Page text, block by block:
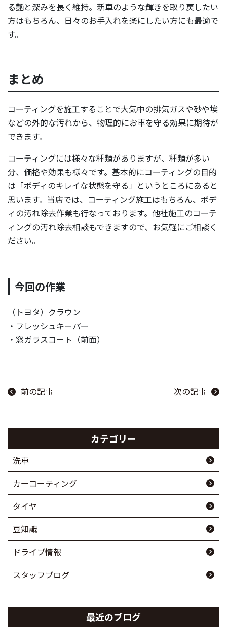
る艶と深みを長く維持。新車のような輝きを取り戻したい
方はもちろん、日々のお手入れを楽にしたい方にも最適で
す。
まとめ
コーティングを施工することで大気中の排気ガスや砂や埃
などの外的な汚れから、物理的にお車を守る効果に期待が
できます。
コーティングには様々な種類がありますが、種類が多い
分、価格や効果も様々です。基本的にコーティングの目的
は「ボディのキレイな状態を守る」というところにあると
思います。当店では、コーティング施工はもちろん、ボデ
ィの汚れ除去作業も行なっております。他社施工のコーテ
ィングの汚れ除去相談もできますので、お気軽にご相談く
ださい。
今回の作業
（トヨタ）クラウン
・フレッシュキーパー
・窓ガラスコート（前面）
前の記事 次の記事
カテゴリー
洗車
カーコーティング
タイヤ
豆知識
ドライブ情報
スタッフブログ
最近のブログ